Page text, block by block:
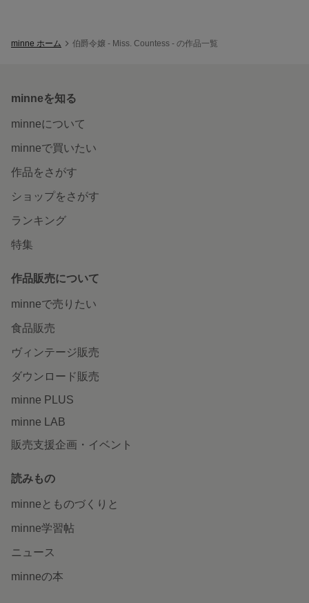
minne ホーム 伯爵令嬢 - Miss. Countess - の作品一覧
minneを知る
minneについて
minneで買いたい
作品をさがす
ショップをさがす
ランキング
特集
作品販売について
minneで売りたい
食品販売
ヴィンテージ販売
ダウンロード販売
minne PLUS
minne LAB
販売支援企画・イベント
読みもの
minneとものづくりと
minne学習帖
ニュース
minneの本